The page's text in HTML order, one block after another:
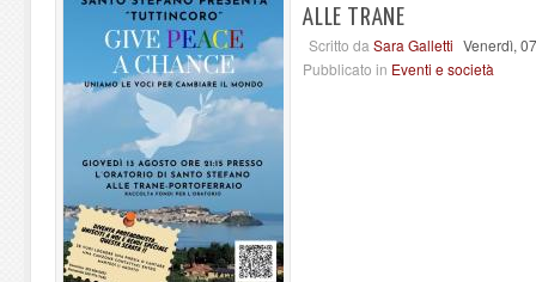
ALLE TRANE
Scritto da Sara Galletti Venerdì,
Pubblicato in Eventi e società